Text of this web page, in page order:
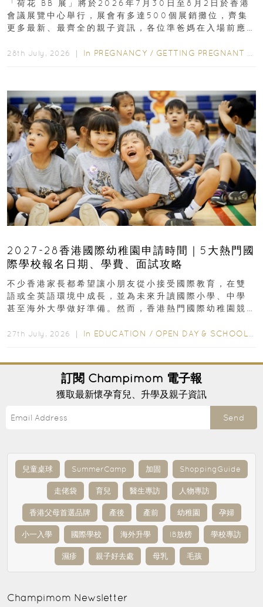
「荷花 BB 展」將於2026年7月30日至8月2日於香港
會議展覽中心舉行，展會有多達500個展銷攤位，齊集
更多最新、最齊全的親子資訊，各位準爸媽在入場前應
28th July, 2026 ｜ In PREGNANCY / GETTING PREGNANT
2027-28香港國際幼稚園申請時間｜5大熱門國
際學校報名日期、學費、面試攻略
不少香港家長都希望讓小朋友從小接受國際教育，在雙
語或全英語環境中成長，並為未來升讀國際小學、中學
甚至海外大學做好準備。然而，香港熱門國際幼稚園競
27th July, 2026 ｜ In EDUCATION / OPEN DAY & SCHOOL EVENTS
訂閱 Champimom 電子報
獲取最新懷孕育兒、升學及親子資訊
Send
兒童桌球 SummerCamp 加固 ShoppingGuide
走佬袋 育兒 醫生專訪 人物專訪
香港父母首選品牌 產後 產前 幼稚園 孕婦
小一入學 國際學校 海外升學 IB放榜 學校專訪
濕疹 親子好去處 母乳 毛孩
Champimom Newsletter